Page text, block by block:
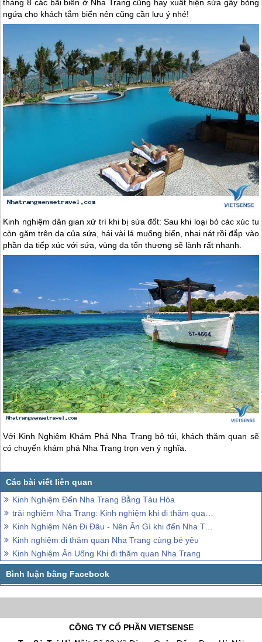
tháng 8 các bãi biển ở Nha Trang cũng hay xuất hiện sứa gây bỏng
ngứa cho khách tắm biển nên cũng cần lưu ý nhé!
Kinh nghiệm dân gian xử trí khi bị sứa đốt: Sau khi loại bỏ các xúc tu
còn găm trên da của sứa, hái vài lá muống biển, nhai nát rồi đắp vào
phần da tiếp xúc với sứa, vùng da tổn thương sẽ lành rất nhanh.
Với Kinh Nghiệm Khám Phá Nha Trang bỏ túi, khách thăm quan sẽ
có chuyến khám phá Nha Trang trọn vẹn ý nghĩa.
Kinh Nghiệm Đến Nha Trang Bằng Tàu Hỏa
trải nghiệm Nha Trang: Kinh nghiệm khi đi thăm quan Nha Trang
Kinh Nghiệm Nên Đi Đâu - Nên Ăn Gì khi đến Nha Trang
Kinh nghiệm đi thăm quan Nha Trang cùng bé yêu
Kinh Nghiệm Ăn Uống Khi đi thăm quan Nha Trang
CÔNG TY CỔ PHẦN VIETSENSE